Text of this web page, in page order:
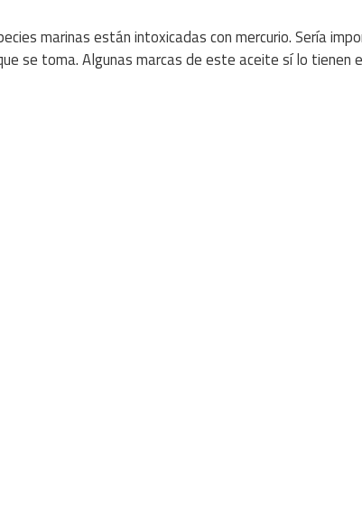
marinas están intoxicadas con mercurio. Sería
se toma. Algunas marcas de este aceite sí lo tienen